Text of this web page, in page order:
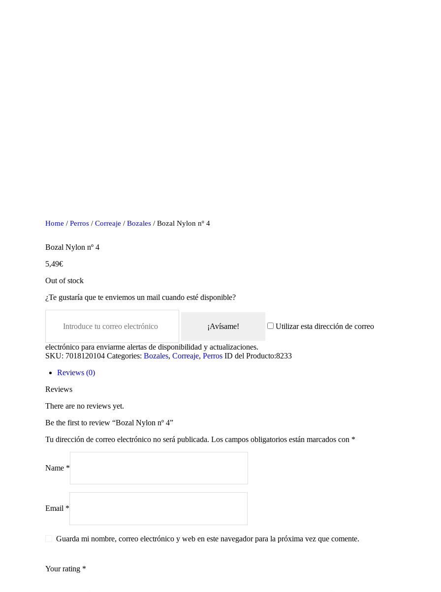
Home / Perros / Correaje / Bozales / Bozal Nylon nº 4
Bozal Nylon nº 4
5,49€
Out of stock
¿Te gustaría que te enviemos un mail cuando esté disponible?
¡Avísame! Utilizar esta dirección de correo
electrónico para enviarme alertas de disponibilidad y actualizaciones.
SKU: 7018120104 Categories: Bozales, Correaje, Perros ID del Producto:8233
Reviews (0)
Reviews
There are no reviews yet.
Be the first to review “Bozal Nylon nº 4”
Tu dirección de correo electrónico no será publicada. Los campos obligatorios están marcados con *
Name *
Email *
Guarda mi nombre, correo electrónico y web en este navegador para la próxima vez que comente.
Your rating *